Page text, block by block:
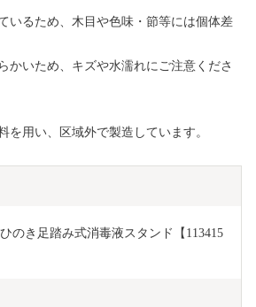
いるため、木目や色味・節等には個体差
かいため、キズや水濡れにご注意くださ
を用い、区域外で製造しています。
のき足踏み式消毒液スタンド【113415